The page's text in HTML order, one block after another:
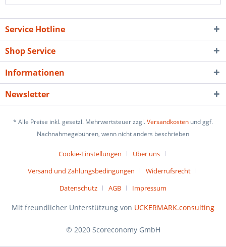
Service Hotline
Shop Service
Informationen
Newsletter
* Alle Preise inkl. gesetzl. Mehrwertsteuer zzgl.Versandkosten und ggf.
Nachnahmegebühren, wenn nicht anders beschrieben
Cookie-Einstellungen
Über uns
Versand und Zahlungsbedingungen
Widerrufsrecht
Datenschutz
AGB Impressum
Mit freundlicher Unterstützung von UCKERMARK.consulting
© 2020 Scoreconomy GmbH